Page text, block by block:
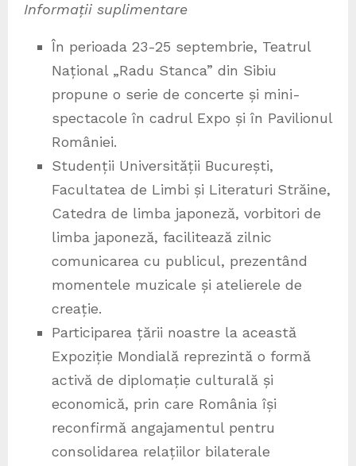
Informații suplimentare
În perioada 23-25 septembrie, Teatrul
Național „Radu Stanca” din Sibiu
propune o serie de concerte și mini-
spectacole în cadrul Expo și în Pavilionul
României.
Studenții Universității București,
Facultatea de Limbi și Literaturi Străine,
Catedra de limba japoneză, vorbitori de
limba japoneză, facilitează zilnic
comunicarea cu publicul, prezentând
momentele muzicale și atelierele de
creație.
Participarea țării noastre la această
Expoziție Mondială reprezintă o formă
activă de diplomație culturală și
economică, prin care România își
reconfirmă angajamentul pentru
consolidarea relațiilor bilaterale